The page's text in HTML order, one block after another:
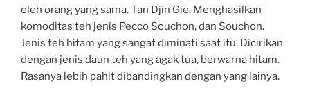
oleh orang yang sama. Tan Djin Gie. Menghasilkan
komoditas teh jenis Pecco Souchon, dan Souchon.
Jenis teh hitam yang sangat diminati saat itu. Dicirikan
dengan jenis daun teh yang agak tua, berwarna hitam.
Rasanya lebih pahit dibandingkan dengan yang lainya.